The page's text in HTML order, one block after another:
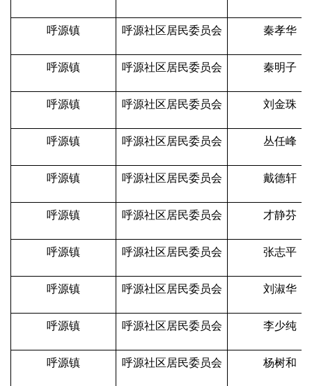
呼源镇 呼源社区居民委员会 秦孝华
呼源镇 呼源社区居民委员会 秦明子
呼源镇 呼源社区居民委员会 刘金珠
呼源镇 呼源社区居民委员会 丛任峰
呼源镇 呼源社区居民委员会 戴德轩
呼源镇 呼源社区居民委员会 才静芬
呼源镇 呼源社区居民委员会 张志平
呼源镇 呼源社区居民委员会 刘淑华
呼源镇 呼源社区居民委员会 李少纯
呼源镇 呼源社区居民委员会 杨树和